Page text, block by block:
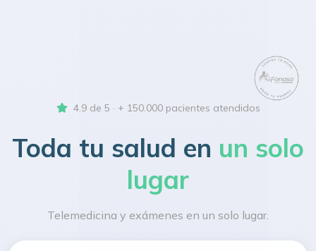
4.9 de 5 · + 150.000 pacientes atendidos
Toda tu salud en un solo
lugar
Telemedicina y exámenes en un solo lugar.